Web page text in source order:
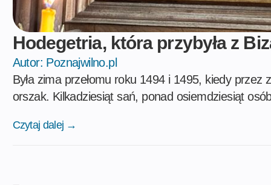
Hodegetria, która przybyła z
Autor: Poznajwilno.pl
Była zima przełomu roku 1494 i 1495, kiedy przez
orszak. Kilkadziesiąt sań, ponad osiemdziesiąt
Czytaj dalej →